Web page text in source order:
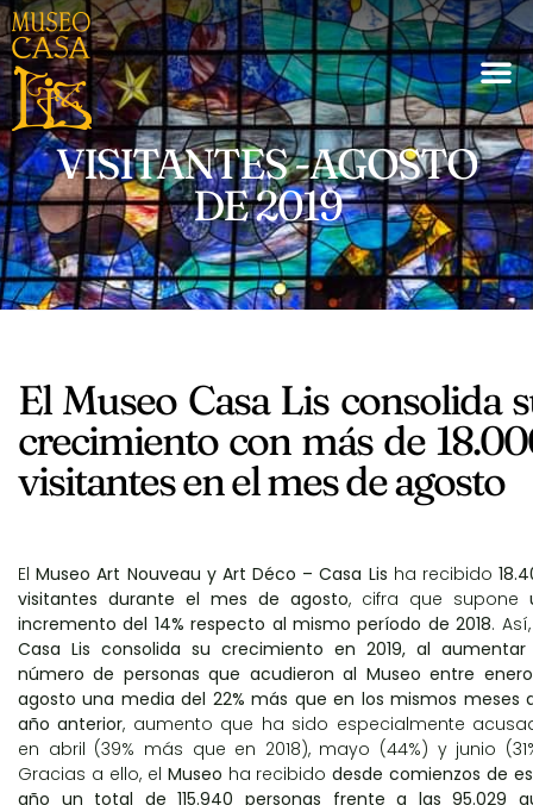
VISITANTES -AGOSTO
DE 2019
El Museo Casa Lis consolida
crecimiento con más de
visitantes en el mes de agosto
ElMuseo Art Nouveau y Art Déco – Casa Lis ha recibido
visitantes durante el mes de agosto, cifra que supone
incremento del 14% respecto al mismo período de 2018.
Casa Lis consolida su crecimiento en 2019, al
número de personas que acudieron al Museo entre
agosto una media del 22% más que en los mismos meses
año anterior, aumento que ha sido especialmente
en abril (39% más que en 2018), mayo (44%) y junio
Gracias a ello, el Museo ha recibidodesde comienzos de
año un total de 115.940 personas frente a las 95.029